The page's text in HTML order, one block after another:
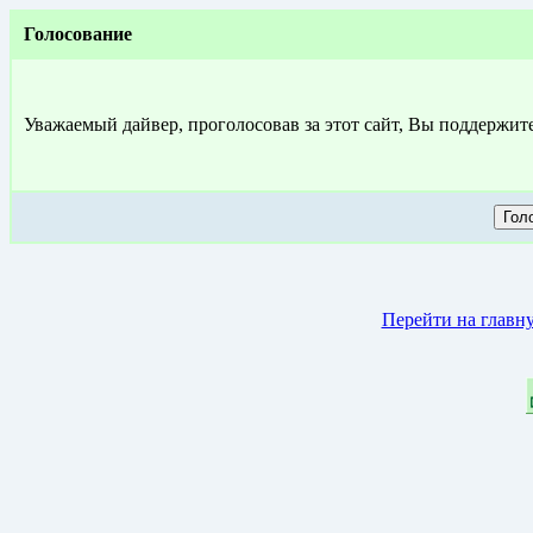
Голосование
Уважаемый дайвер, проголосовав за этот сайт, Вы
Перейти на